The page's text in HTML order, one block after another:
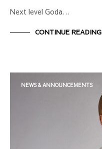
Next level Goda…
CONTINUE READING
NEWS & ANNOUNCEMENTS